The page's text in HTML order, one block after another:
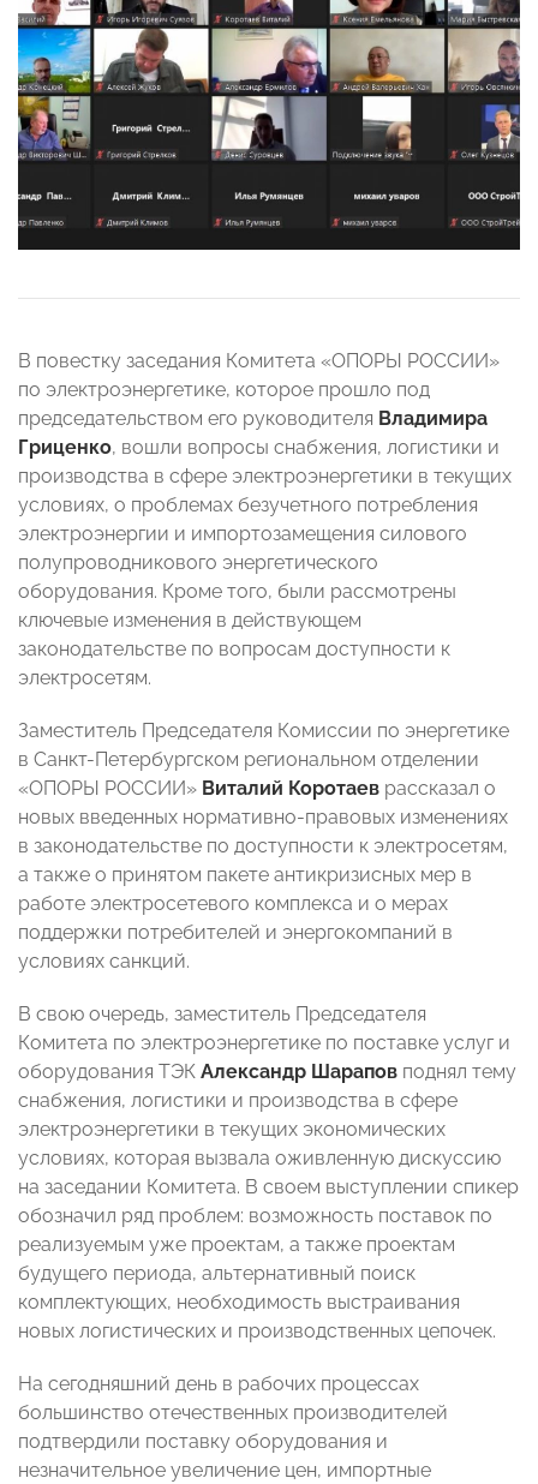
В повестку заседания Комитета «ОПОРЫ РОССИИ»
по электроэнергетике, которое прошло под
председательством его руководителя Владимира
Гриценко, вошли вопросы снабжения, логистики и
производства в сфере электроэнергетики в текущих
условиях, о проблемах безучетного потребления
электроэнергии и импортозамещения силового
полупроводникового энергетического
оборудования. Кроме того, были рассмотрены
ключевые изменения в действующем
законодательстве по вопросам доступности к
электросетям.
Заместитель Председателя Комиссии по энергетике
в Санкт-Петербургском региональном отделении
«ОПОРЫ РОССИИ» Виталий Коротаев рассказал о
новых введенных нормативно-правовых изменениях
в законодательстве по доступности к электросетям,
а также о принятом пакете антикризисных мер в
работе электросетевого комплекса и о мерах
поддержки потребителей и энергокомпаний в
условиях санкций.
В свою очередь, заместитель Председателя
Комитета по электроэнергетике по поставке услуг и
оборудования ТЭК Александр Шарапов поднял тему
снабжения, логистики и производства в сфере
электроэнергетики в текущих экономических
условиях, которая вызвала оживленную дискуссию
на заседании Комитета. В своем выступлении спикер
обозначил ряд проблем: возможность поставок по
реализуемым уже проектам, а также проектам
будущего периода, альтернативный поиск
комплектующих, необходимость выстраивания
новых логистических и производственных цепочек.
На сегодняшний день в рабочих процессах
большинство отечественных производителей
подтвердили поставку оборудования и
незначительное увеличение цен, импортные